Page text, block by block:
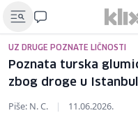
UZ DRUGE POZNATE LIČNOSTI
Poznata turska
zbog droge u
Piše: N. C. | 11.06.2026.